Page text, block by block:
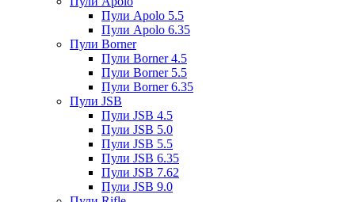
Пули Apolo 5.5
Пули Apolo 6.35
Пули Borner
Пули Borner 4.5
Пули Borner 5.5
Пули Borner 6.35
Пули JSB
Пули JSB 4.5
Пули JSB 5.0
Пули JSB 5.5
Пули JSB 6.35
Пули JSB 7.62
Пули JSB 9.0